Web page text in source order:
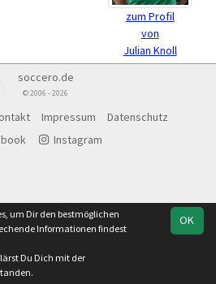
zum Profil
von
Julian Knoll
soccero.de
© 2006 - 2026
Impressum
Datenschutz
Instagram
OK
um Dir den bestmöglichen
Informationen findest
Du Dich mit der